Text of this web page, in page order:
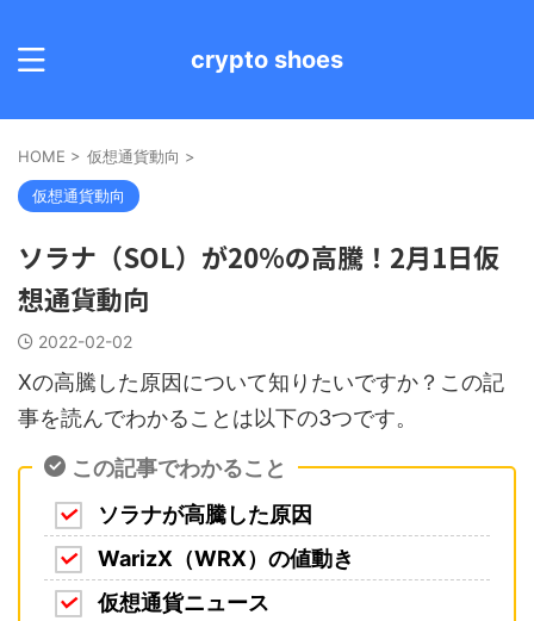
crypto shoes
HOME > 仮想通貨動向 >
仮想通貨動向
ソラナ（SOL）が20%の高騰！2月1日仮
想通貨動向
2022-02-02
Xの高騰した原因について知りたいですか？この記
事を読んでわかることは以下の3つです。
この記事でわかること
ソラナが高騰した原因
WarizX（WRX）の値動き
仮想通貨ニュース